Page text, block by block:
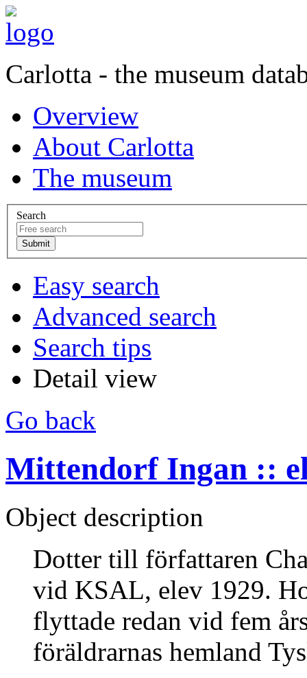
Carlotta - the museum
Overview
About Carlotta
The museum
Search
Easy search
Advanced search
Search tips
Detail view
Go back
Mittendorf Ingan ::
Object description
Dotter till författaren
vid KSAL, elev 1929.
flyttade redan vid fem
föräldrarnas hemland